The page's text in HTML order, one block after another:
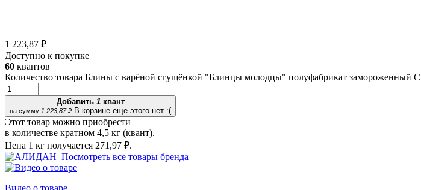
1 223,87 ₽
Доступно к покупке
60 квантов
Количество товара Блины с варёной сгущёнкой "Блинцы молодцы" полуфабрикат замороженный
Добавить 1квант
на сумму 1 223,87₽ В корзине еще этого нет :(
Этот товар можно приобрести
в количестве кратном 4,5 кг (квант).
Цена 1 кг получается 271,97 ₽.
Посмотреть все товары бренда
Видео о товаре